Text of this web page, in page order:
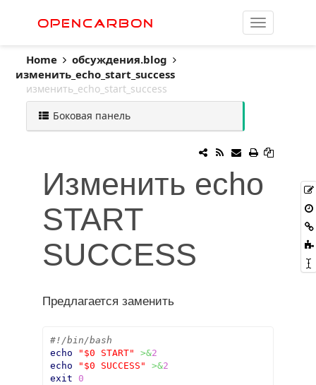
OpenCarbon
Home
обсуждения.blog
изменить_echo_start_success
изменить_echo_start_success
Боковая панель
Изменить echo
START
SUCCESS
Предлагается заменить
#!/bin/bash
echo
"$0 START" >&2
echo
"$0 SUCCESS" >&2
exit
0